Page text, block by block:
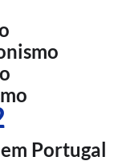
Portugal